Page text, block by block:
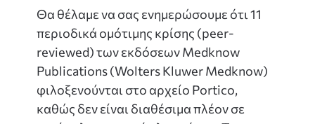
Θα θέλαμε να σας ενημερώσουμε ότι 11
περιοδικά ομότιμης κρίσης (peer-
reviewed) των εκδόσεων Medknow
Publications (Wolters Kluwer Medknow)
φιλοξενούνται στο αρχείο Portico,
καθώς δεν είναι διαθέσιμα πλέον σε